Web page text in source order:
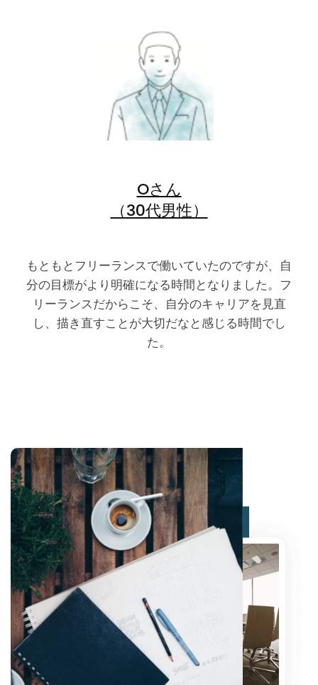
Oさん
（30代男性）
もともとフリーランスで働いていたのですが、自
分の目標がより明確になる時間となりました。フ
リーランスだからこそ、自分のキャリアを見直
し、描き直すことが大切だなと感じる時間でし
た。